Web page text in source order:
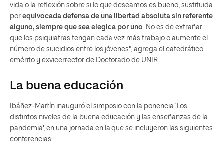
vida o la reflexión sobre si lo que deseamos es bueno, sustituida
por equivocada defensa de una libertad absoluta sin referente
alguno, siempre que sea elegida por uno . No es de extrañar
que los psiquiatras tengan cada vez más trabajo o aumente el
número de suicidios entre los jóvenes”, agrega el catedrático
emérito y exvicerrector de Doctorado de UNIR.
La buena educación
Ibáñez-Martín inauguró el simposio con la ponencia ‘Los
distintos niveles de la buena educación y las enseñanzas de la
pandemia’, en una jornada en la que se incluyeron las siguientes
conferencias: